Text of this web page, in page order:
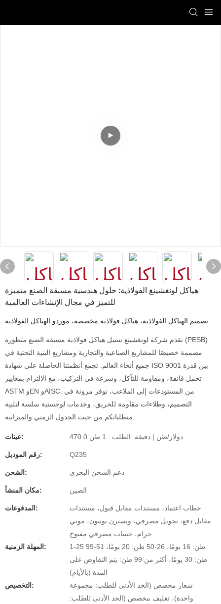
هياكل لونغشينغ الفولاذية: حلول هندسية مسبقة الصنع متميزة
للتميز في مجال الإنشاءات العالمية
تصميم الهياكل الفولاذية، هياكل فولاذية مخصصة، موردو الهياكل الفولاذية
تقدم شركة لونغشينغ ستيل هياكل فولاذية مسبقة الصنع متطورة (PESB)
مصممة خصيصًا للمشاريع الصناعية والتجارية ومشاريع البنية التحتية في
جميع أنحاء العالم. تجمع أنظمتنا الحاصلة على شهادة ISO 9001 بين قدرة
تحمل فائقة، ومقاومة للتآكل، وسرعة في التركيب، مع الالتزام بمعايير
ASTM وEN وAISC. من المستودعات إلى الملاعب، نوفر مرونة في
التصميم، وطلاءات مقاومة للحريق، وخدمات لوجستية سلسة لتلبية
عينات: 470.0 دولار/طن | دقيقة. الطلب : 1 طن
رقم الموديل: Q235
الشحن: دعم الشحن البحري
مكان المنشأ: الصين
المدفوعات:
خطاب اعتماد، مستندات مقابل قبول، مستندات
مقابل دفع، تحويل مصرفي، ويسترن يونيون، موني
جرام، حساب مصرفي مفتوح
المهلة الزمنية:
1-25 طن: 16 يومًا، 26-50 طن: 20 يومًا، 51-99
طن: 30 يومًا، أكثر من 99 طن: يتم التفاوض على
المدة (بالأيام)
التخصيص:
شعار مخصص (الحد الأدنى للطلب: مجموعة
واحدة)، تغليف مخصص (الحد الأدنى للطلب: